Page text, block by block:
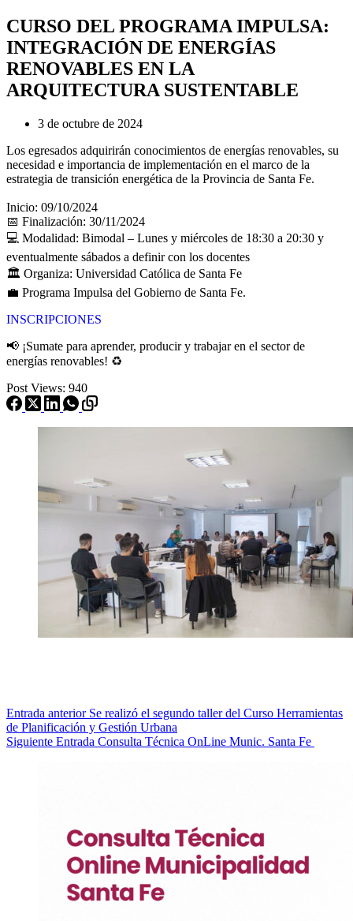
CURSO DEL PROGRAMA IMPULSA:
INTEGRACIÓN DE ENERGÍAS
RENOVABLES EN LA
ARQUITECTURA SUSTENTABLE
3 de octubre de 2024
Los egresados adquirirán conocimientos de energías renovables, su
necesidad e importancia de implementación en el marco de la
estrategia de transición energética de la Provincia de Santa Fe.
Inicio: 09/10/2024
📅 Finalización: 30/11/2024
💻 Modalidad: Bimodal – Lunes y miércoles de 18:30 a 20:30 y
eventualmente sábados a definir con los docentes
🏛️ Organiza: Universidad Católica de Santa Fe
💼 Programa Impulsa del Gobierno de Santa Fe.
INSCRIPCIONES
📢 ¡Sumate para aprender, producir y trabajar en el sector de
energías renovables! ♻
Post Views: 940
Entrada anterior Se realizó el segundo taller del Curso Herramientas
de Planificación y Gestión Urbana
Siguiente Entrada Consulta Técnica OnLine Munic. Santa Fe